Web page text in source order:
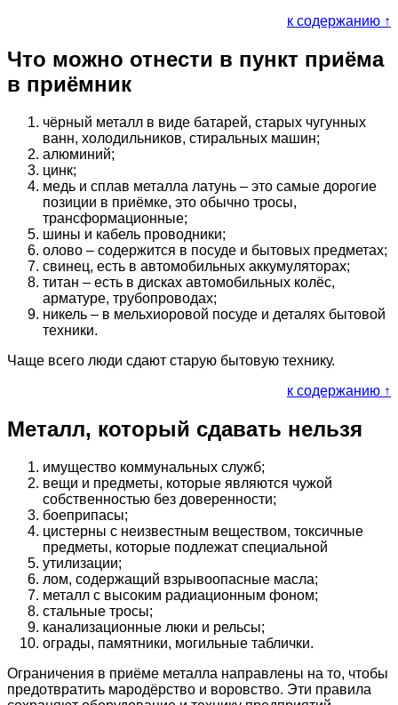
к содержанию ↑
Что можно отнести в пункт приёма
в приёмник
чёрный металл в виде батарей, старых чугунных
ванн, холодильников, стиральных машин;
алюминий;
цинк;
медь и сплав металла латунь – это самые дорогие
позиции в приёмке, это обычно тросы,
трансформационные;
шины и кабель проводники;
олово – содержится в посуде и бытовых предметах;
свинец, есть в автомобильных аккумуляторах;
титан – есть в дисках автомобильных колёс,
арматуре, трубопроводах;
никель – в мельхиоровой посуде и деталях бытовой
техники.
Чаще всего люди сдают старую бытовую технику.
к содержанию ↑
Металл, который сдавать нельзя
имущество коммунальных служб;
вещи и предметы, которые являются чужой
собственностью без доверенности;
боеприпасы;
цистерны с неизвестным веществом, токсичные
предметы, которые подлежат специальной
утилизации;
лом, содержащий взрывоопасные масла;
металл с высоким радиационным фоном;
стальные тросы;
канализационные люки и рельсы;
ограды, памятники, могильные таблички.
Ограничения в приёме металла направлены на то, чтобы
предотвратить мародёрство и воровство. Эти правила